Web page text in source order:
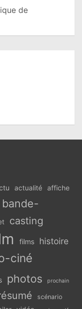
de
actualité affiche
bande-
casting
films histoire
ciné
photos prochain
scénario